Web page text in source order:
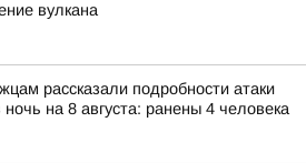
вулкана
рассказали подробности атаки
на 8 августа: ранены 4 человека